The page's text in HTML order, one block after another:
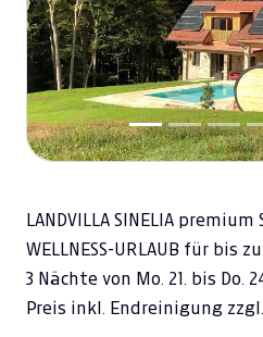
Previous
LANDVILLA SINELIA
WELLNESS-URLAUB für bis
3 Nächte von Mo. 21. bis Do.
Preis inkl. Endreinigung